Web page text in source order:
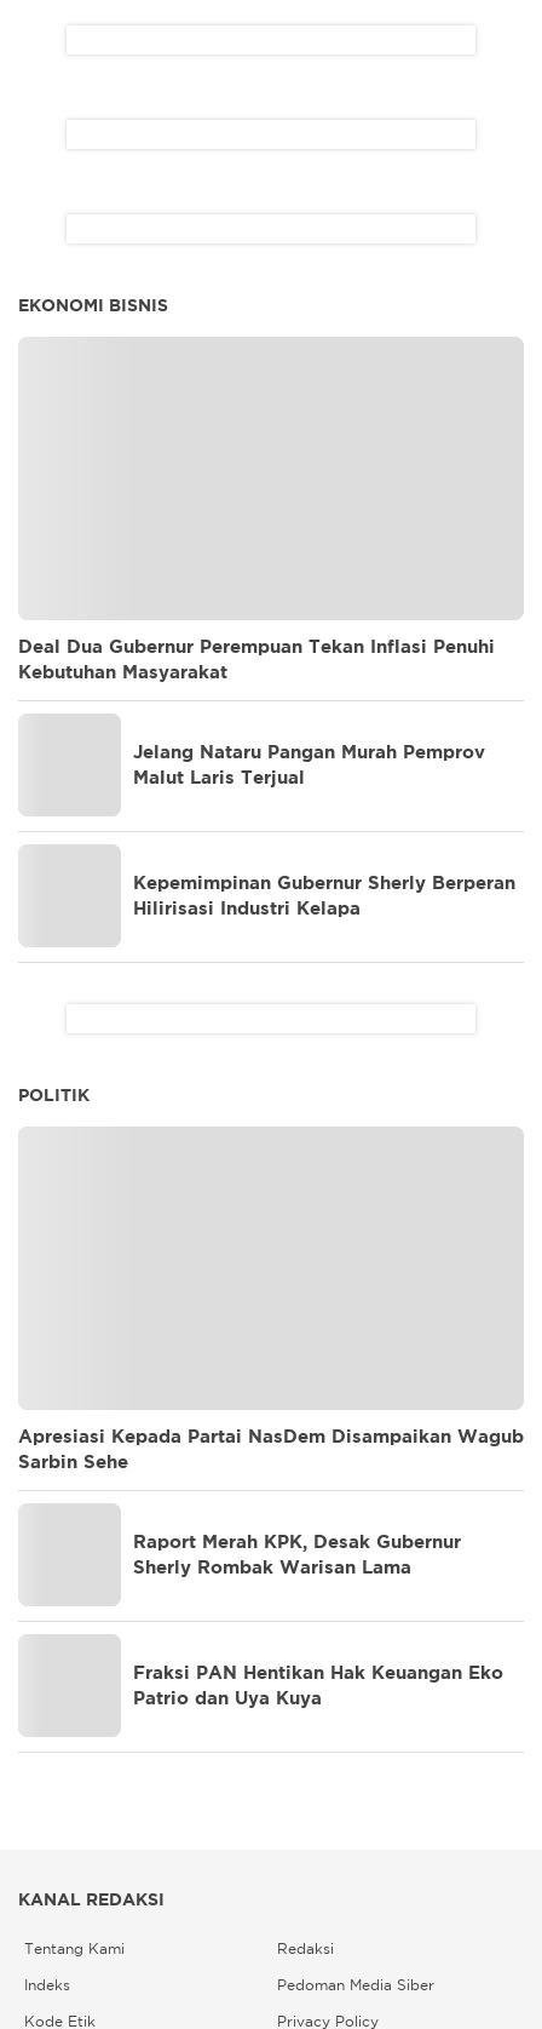
EKONOMI BISNIS
Deal Dua Gubernur Perempuan Tekan Inflasi Penuhi
Kebutuhan Masyarakat
Jelang Nataru Pangan Murah Pemprov
Malut Laris Terjual
Kepemimpinan Gubernur Sherly Berperan
Hilirisasi Industri Kelapa
POLITIK
Apresiasi Kepada Partai NasDem Disampaikan Wagub
Sarbin Sehe
Raport Merah KPK, Desak Gubernur
Sherly Rombak Warisan Lama
Fraksi PAN Hentikan Hak Keuangan Eko
Patrio dan Uya Kuya
KANAL REDAKSI
Tentang Kami Redaksi
Indeks Pedoman Media Siber
Kode Etik Privacy Policy